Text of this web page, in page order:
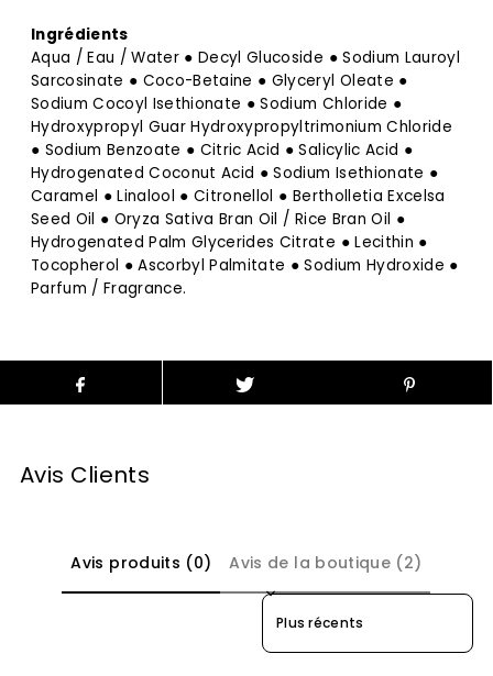
Ingrédients
Aqua / Eau / Water ● Decyl Glucoside ● Sodium Lauroyl
Sarcosinate ● Coco-Betaine ● Glyceryl Oleate ●
Sodium Cocoyl Isethionate ● Sodium Chloride ●
Hydroxypropyl Guar Hydroxypropyltrimonium Chloride
● Sodium Benzoate ● Citric Acid ● Salicylic Acid ●
Hydrogenated Coconut Acid ● Sodium Isethionate ●
Caramel ● Linalool ● Citronellol ● Bertholletia Excelsa
Seed Oil ● Oryza Sativa Bran Oil / Rice Bran Oil ●
Hydrogenated Palm Glycerides Citrate ● Lecithin ●
Tocopherol ● Ascorbyl Palmitate ● Sodium Hydroxide ●
Parfum / Fragrance.
Avis Clients
Avis produits (0) Avis de la boutique (2)
Sort reviews by